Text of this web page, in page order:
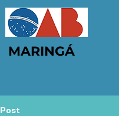
MARINGÁ
Post